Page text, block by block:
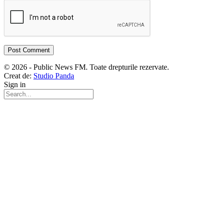
© 2026 - Public News FM. Toate drepturile rezervate.
Creat de: Studio Panda
Sign in